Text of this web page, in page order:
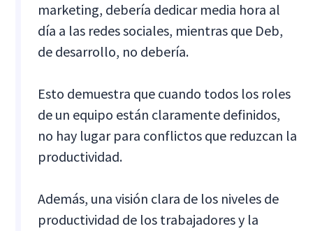
marketing, debería dedicar media hora al
día a las redes sociales, mientras que Deb,
de desarrollo, no debería.
Esto demuestra que cuando todos los roles
de un equipo están claramente definidos,
no hay lugar para conflictos que reduzcan la
productividad.
Además, una visión clara de los niveles de
productividad de los trabajadores y la